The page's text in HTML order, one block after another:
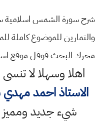
شرح سورة الشمس اسلامية
والتمارين للموضوع كاملة
محرك البحث قوقل موقع
اهلا وسهلالا تنسى
الاستاذ احمد
شيء جديد